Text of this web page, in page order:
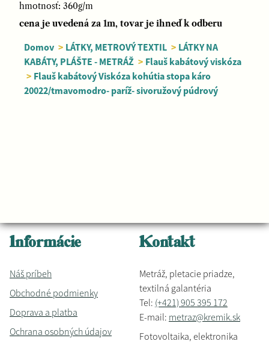
hmotnosť: 360g/m
cena je uvedená za 1m, tovar je ihneď k odberu
Domov > LÁTKY, METROVÝ TEXTIL > LÁTKY NA
KABÁTY, PLÁŠTE - METRÁŽ > Flauš kabátový viskóza
> Flauš kabátový Viskóza kohútia stopa káro
20022/tmavomodro- paríž- sivoružový púdrový
Informácie
Náš príbeh
Obchodné podmienky
Doprava a platba
Ochrana osobných údajov
Kontakt
Metráž, pletacie priadze,
textilná galantéria
Tel: (+421) 905 395 172
E-mail: metraz@kremik.sk
Fotovoltaika, elektronika